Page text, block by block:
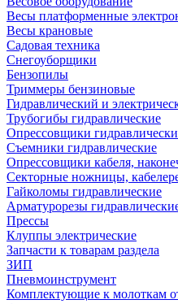
Весы платформенные
Весы крановые
Садовая техника
Снегоуборщики
Бензопилы
Триммеры бензиновые
Гидравлический и
Трубогибы гидравлические
Опрессовщики
Съемники гидравлические
Опрессовщики кабеля,
Секторные ножницы,
Гайколомы гидравлические
Арматурорезы
Прессы
Клуппы электрические
Запчасти к товарам раздела
ЗИП
Пневмоинструмент
Комплектующие к молоткам